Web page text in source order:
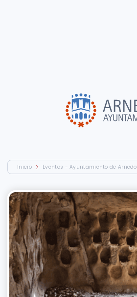
Inicio Eventos - Ayuntamiento de Arnedo